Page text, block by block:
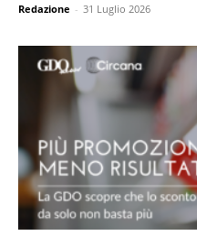
Redazione - 31 Luglio 2026